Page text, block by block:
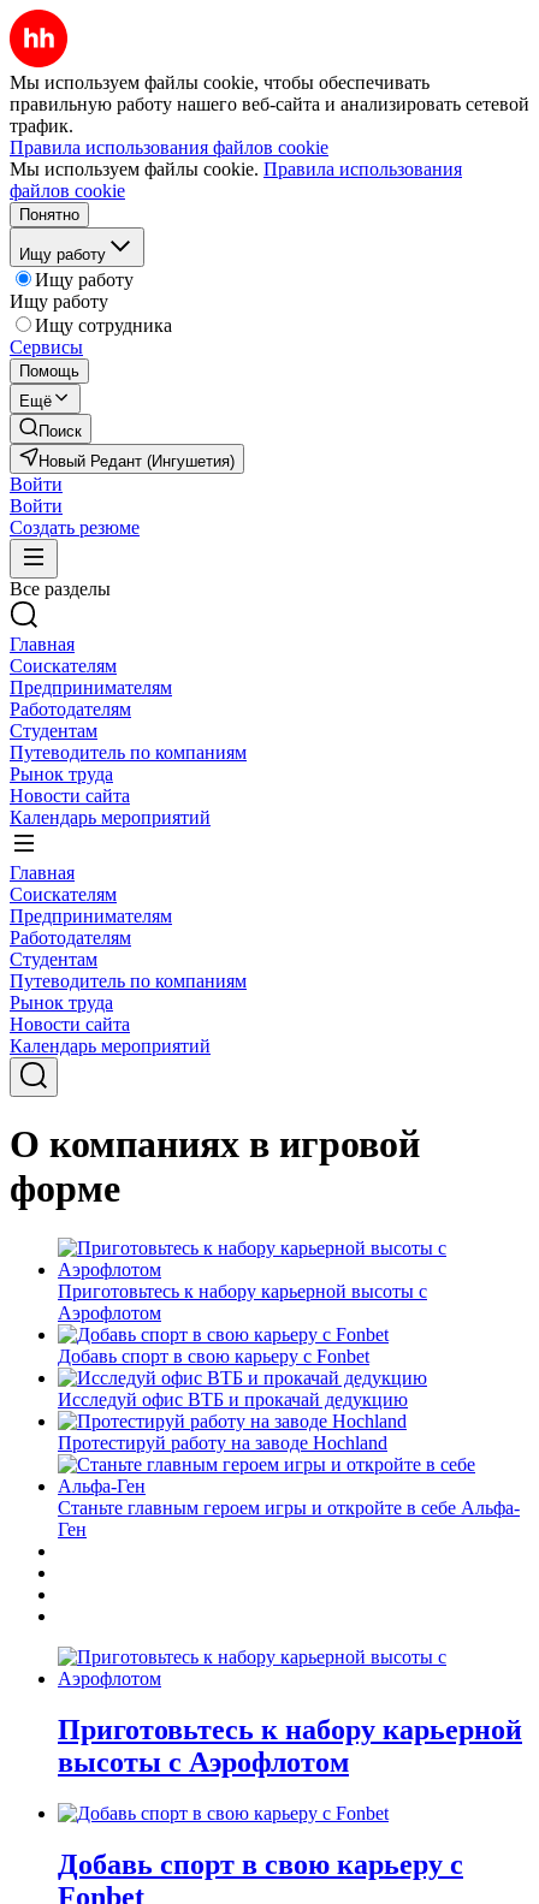
Мы используем файлы cookie, чтобы обеспечивать
правильную работу нашего веб-сайта и анализировать сетевой
трафик.
Правила использования файлов cookie
Мы используем файлы cookie. Правила использования
файлов cookie
Понятно
Ищу работу
Ищу работу
Ищу работу
Ищу сотрудника
Сервисы
Помощь
Ещё
Поиск
Новый Редант (Ингушетия)
Войти
Войти
Создать резюме
Все разделы
Главная
Соискателям
Предпринимателям
Работодателям
Студентам
Путеводитель по компаниям
Рынок труда
Новости сайта
Календарь мероприятий
Главная
Соискателям
Предпринимателям
Работодателям
Студентам
Путеводитель по компаниям
Рынок труда
Новости сайта
Календарь мероприятий
О компаниях в игровой
форме
Приготовьтесь к набору карьерной высоты с
Аэрофлотом
Добавь спорт в свою карьеру с Fonbet
Исследуй офис ВТБ и прокачай дедукцию
Протестируй работу на заводе Hochland
Станьте главным героем игры и откройте в себе Альфа-
Ген
Приготовьтесь к набору карьерной
высоты с Аэрофлотом
Добавь спорт в свою карьеру с
Fonbet